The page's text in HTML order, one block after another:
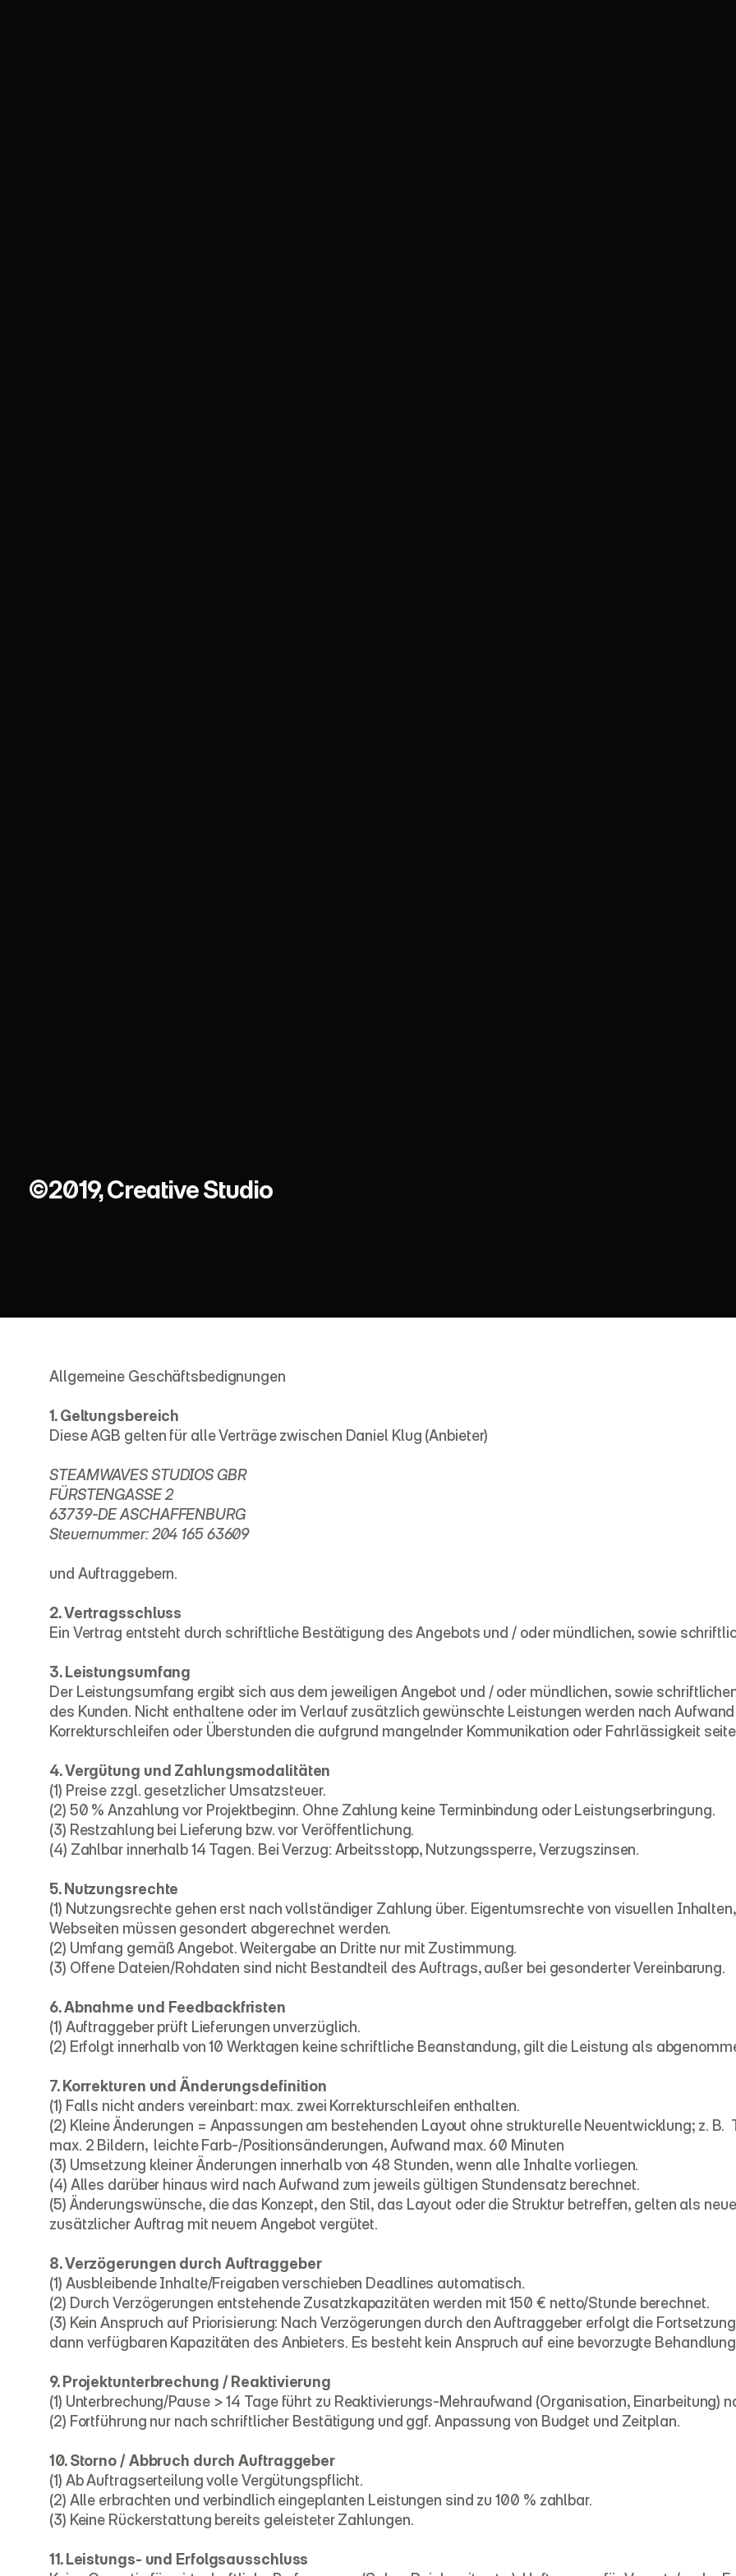
©2019, Creative Studio
Allgemeine Geschäftsbedignungen
1. Geltungsbereich
Diese AGB gelten für alle Verträge zwischen Daniel Klug (Anbieter)
STEAMWAVES STUDIOS GBR
FÜRSTENGASSE 2
63739-DE ASCHAFFENBURG
Steuernummer: 204 165 63609
und Auftraggebern.
2. Vertragsschluss
Ein Vertrag entsteht durch schriftliche Bestätigung des Angebots und / oder mündlichen, sowie
3. Leistungsumfang
Der Leistungsumfang ergibt sich aus dem jeweiligen Angebot und / oder mündlichen, sowie
des Kunden. Nicht enthaltene oder im Verlauf zusätzlich gewünschte Leistungen werden nach
Korrekturschleifen oder Überstunden die aufgrund mangelnder Kommunikation oder Fahrlässigkeit
4. Vergütung und Zahlungsmodalitäten
(1) Preise zzgl. gesetzlicher Umsatzsteuer.
(2) 50 % Anzahlung vor Projektbeginn. Ohne Zahlung keine Terminbindung oder Leistungserbringung.
(3) Restzahlung bei Lieferung bzw. vor Veröffentlichung.
(4) Zahlbar innerhalb 14 Tagen. Bei Verzug: Arbeitsstopp, Nutzungssperre, Verzugszinsen.
5. Nutzungsrechte
(1) Nutzungsrechte gehen erst nach vollständiger Zahlung über. Eigentumsrechte von visuellen
Webseiten müssen gesondert abgerechnet werden.
(2) Umfang gemäß Angebot. Weitergabe an Dritte nur mit Zustimmung.
(3) Offene Dateien/Rohdaten sind nicht Bestandteil des Auftrags, außer bei gesonderter Vereinbarung.
6. Abnahme und Feedbackfristen
(1) Auftraggeber prüft Lieferungen unverzüglich.
(2) Erfolgt innerhalb von 10 Werktagen keine schriftliche Beanstandung, gilt die Leistung als
7. Korrekturen und Änderungsdefinition
(1) Falls nicht anders vereinbart: max. zwei Korrekturschleifen enthalten.
(2) Kleine Änderungen = Anpassungen am bestehenden Layout ohne strukturelle Neuentwicklung; z. B.
max. 2 Bildern,  leichte Farb-/Positionsänderungen, Aufwand max. 60 Minuten
(3) Umsetzung kleiner Änderungen innerhalb von 48 Stunden, wenn alle Inhalte vorliegen.
(4) Alles darüber hinaus wird nach Aufwand zum jeweils gültigen Stundensatz berechnet.
(5) Änderungswünsche, die das Konzept, den Stil, das Layout oder die Struktur betreffen, gelten als
zusätzlicher Auftrag mit neuem Angebot vergütet.
8. Verzögerungen durch Auftraggeber
(1) Ausbleibende Inhalte/Freigaben verschieben Deadlines automatisch.
(2) Durch Verzögerungen entstehende Zusatzkapazitäten werden mit 150 € netto/Stunde berechnet.
(3) Kein Anspruch auf Priorisierung: Nach Verzögerungen durch den Auftraggeber erfolgt die
dann verfügbaren Kapazitäten des Anbieters. Es besteht kein Anspruch auf eine bevorzugte
9. Projektunterbrechung / Reaktivierung
(1) Unterbrechung/Pause > 14 Tage führt zu Reaktivierungs-Mehraufwand (Organisation, Einarbeitung)
(2) Fortführung nur nach schriftlicher Bestätigung und ggf. Anpassung von Budget und Zeitplan.
10. Storno / Abbruch durch Auftraggeber
(1) Ab Auftragserteilung volle Vergütungspflicht.
(2) Alle erbrachten und verbindlich eingeplanten Leistungen sind zu 100 % zahlbar.
(3) Keine Rückerstattung bereits geleisteter Zahlungen.
11. Leistungs- und Erfolgsausschluss